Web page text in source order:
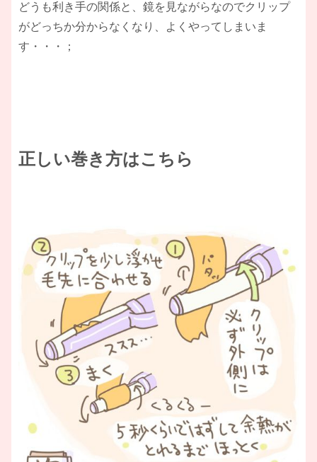
どうも利き手の関係と、鏡を見ながらなのでクリップ
がどっちか分からなくなり、よくやってしまいま
す・・・；
正しい巻き方はこちら